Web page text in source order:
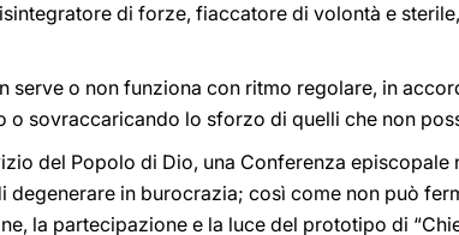
di forze, fiaccatore di volontà e
serve o non funziona con ritmo regolare, in
o sovraccaricando lo sforzo di quelli che non
del Popolo di Dio, una Conferenza episcopale
in burocrazia; così come non può
la partecipazione e la luce del prototipo di